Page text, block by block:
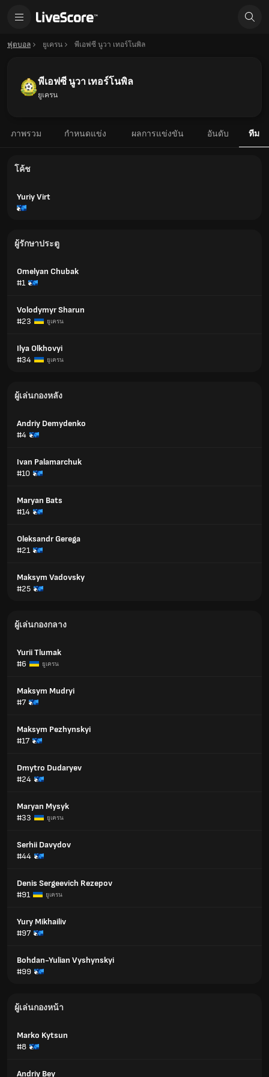
ฟุตบอล ยูเครน พีเอฟซี นูวา เทอร์โนพิล
พีเอฟซี นูวา เทอร์โนพิล
ยูเครน
ภาพรวม กำหนดแข่ง ผลการแข่งขัน อันดับ ทีม
โค้ช
Yuriy Virt
ผู้รักษาประตู
Omelyan Chubak
#1
Volodymyr Sharun
#23
ยูเครน
Ilya Olkhovyi
#34
ยูเครน
ผู้เล่นกองหลัง
Andriy Demydenko
#4
Ivan Palamarchuk
#10
Maryan Bats
#14
Oleksandr Gerega
#21
Maksym Vadovsky
#25
ผู้เล่นกองกลาง
Yurii Tlumak
#6
ยูเครน
Maksym Mudryi
#7
Maksym Pezhynskyi
#17
Dmytro Dudaryev
#24
Maryan Mysyk
#33
ยูเครน
Serhii Davydov
#44
Denis Sergeevich Rezepov
#91
ยูเครน
Yury Mikhailiv
#97
Bohdan-Yulian Vyshynskyi
#99
ผู้เล่นกองหน้า
Marko Kytsun
#8
Andriy Bey